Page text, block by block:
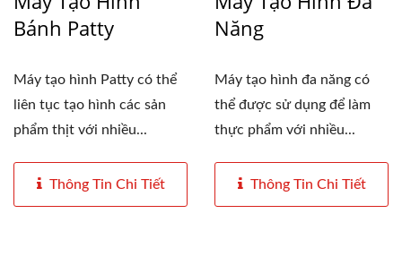
Bánh Patty
Máy tạo hình Patty có thể
liên tục tạo hình các sản
phẩm thịt với nhiều...
Thông Tin Chi Tiết
Năng
Máy tạo hình đa năng có
thể được sử dụng để làm
thực phẩm với nhiều...
Thông Tin Chi Tiết